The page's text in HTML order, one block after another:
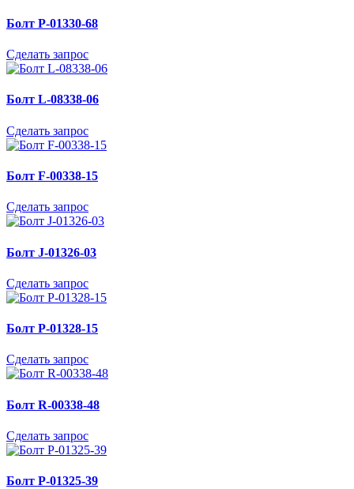
Болт P-01330-68
Сделать запрос
Болт L-08338-06
Сделать запрос
Болт F-00338-15
Сделать запрос
Болт J-01326-03
Сделать запрос
Болт P-01328-15
Сделать запрос
Болт R-00338-48
Сделать запрос
Болт P-01325-39